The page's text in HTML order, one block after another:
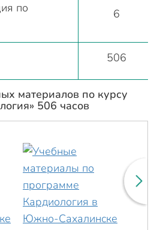
по
6
506
материалов по курсу
506 часов